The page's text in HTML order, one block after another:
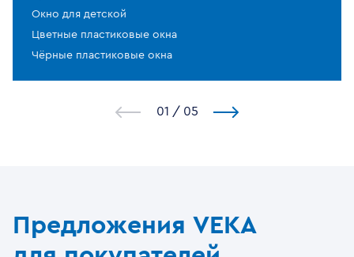
Окно для детской
Цветные пластиковые окна
Чёрные пластиковые окна
1 / 5
Предложения VEKA